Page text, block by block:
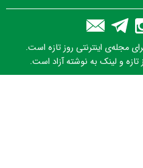
مجله‌ی اینترنتی روز تازه است.
تازه و لینک به نوشته آزاد است.